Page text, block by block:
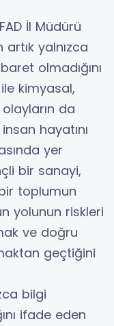
İl Müdürü
yalnızca
olmadığını
kimyasal,
da
hayatını
yer
bir sanayi,
toplumun
yolunun riskleri
ve doğru
geçtiğini
bilgi
ifade eden